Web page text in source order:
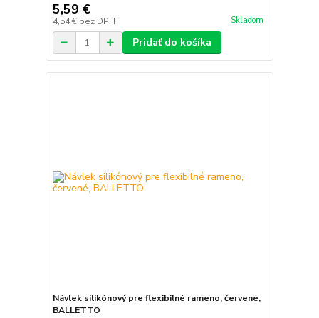
5,59 €
4,54 € bez DPH Skladom
Pridať do košíka
Návlek silikónový pre flexibilné rameno, červené,
BALLETTO